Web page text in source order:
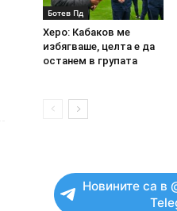
Ботев Пд
Херо: Кабаков ме
избягваше, целта е да
останем в групата
Новините са в